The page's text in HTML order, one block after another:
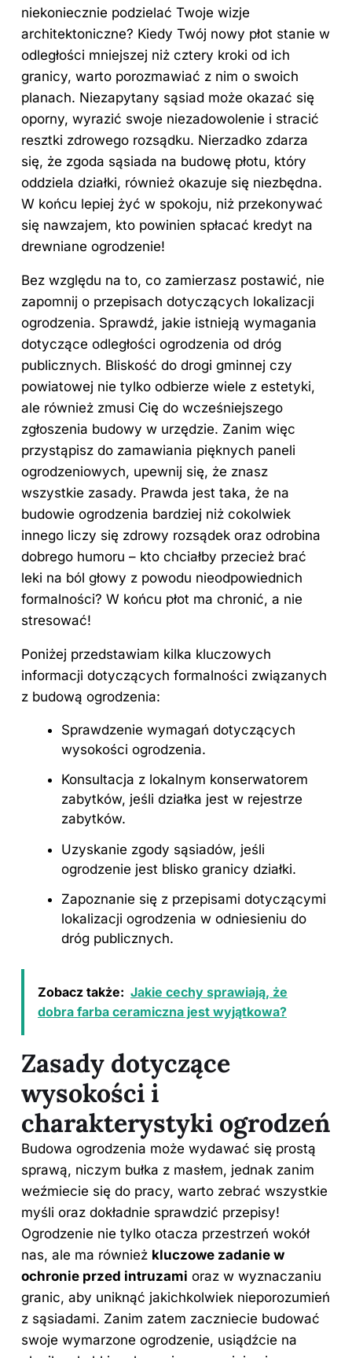
niekoniecznie podzielać Twoje wizje
architektoniczne? Kiedy Twój nowy płot stanie w
odległości mniejszej niż cztery kroki od ich
granicy, warto porozmawiać z nim o swoich
planach. Niezapytany sąsiad może okazać się
oporny, wyrazić swoje niezadowolenie i stracić
resztki zdrowego rozsądku. Nierzadko zdarza
się, że zgoda sąsiada na budowę płotu, który
oddziela działki, również okazuje się niezbędna.
W końcu lepiej żyć w spokoju, niż przekonywać
się nawzajem, kto powinien spłacać kredyt na
drewniane ogrodzenie!
Bez względu na to, co zamierzasz postawić, nie
zapomnij o przepisach dotyczących lokalizacji
ogrodzenia. Sprawdź, jakie istnieją wymagania
dotyczące odległości ogrodzenia od dróg
publicznych. Bliskość do drogi gminnej czy
powiatowej nie tylko odbierze wiele z estetyki,
ale również zmusi Cię do wcześniejszego
zgłoszenia budowy w urzędzie. Zanim więc
przystąpisz do zamawiania pięknych paneli
ogrodzeniowych, upewnij się, że znasz
wszystkie zasady. Prawda jest taka, że na
budowie ogrodzenia bardziej niż cokolwiek
innego liczy się zdrowy rozsądek oraz odrobina
dobrego humoru – kto chciałby przecież brać
leki na ból głowy z powodu nieodpowiednich
formalności? W końcu płot ma chronić, a nie
stresować!
Poniżej przedstawiam kilka kluczowych
informacji dotyczących formalności związanych
z budową ogrodzenia:
Sprawdzenie wymagań dotyczących
wysokości ogrodzenia.
Konsultacja z lokalnym konserwatorem
zabytków, jeśli działka jest w rejestrze
zabytków.
Uzyskanie zgody sąsiadów, jeśli
ogrodzenie jest blisko granicy działki.
Zapoznanie się z przepisami dotyczącymi
lokalizacji ogrodzenia w odniesieniu do
dróg publicznych.
Zobacz także: Jakie cechy sprawiają, że
dobra farba ceramiczna jest wyjątkowa?
Zasady dotyczące
wysokości i
charakterystyki ogrodzeń
Budowa ogrodzenia może wydawać się prostą
sprawą, niczym bułka z masłem, jednak zanim
weźmiecie się do pracy, warto zebrać wszystkie
myśli oraz dokładnie sprawdzić przepisy!
Ogrodzenie nie tylko otacza przestrzeń wokół
nas, ale ma również kluczowe zadanie w
ochronie przed intruzami oraz w wyznaczaniu
granic, aby uniknąć jakichkolwiek nieporozumień
z sąsiadami. Zanim zatem zaczniecie budować
swoje wymarzone ogrodzenie, usiądźcie na